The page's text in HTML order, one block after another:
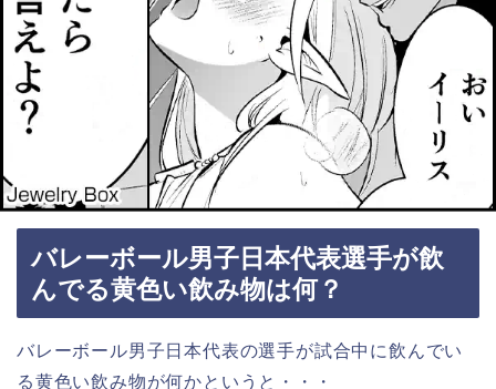
バレーボール男子日本代表選手が飲
んでる黄色い飲み物は何？
バレーボール男子日本代表の選手が試合中に飲んでい
る黄色い飲み物が何かというと・・・